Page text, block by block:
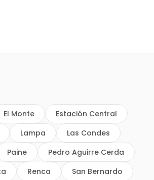
El Monte
Estación Central
Lampa
Las Condes
Paine
Pedro Aguirre Cerda
Renca
San Bernardo